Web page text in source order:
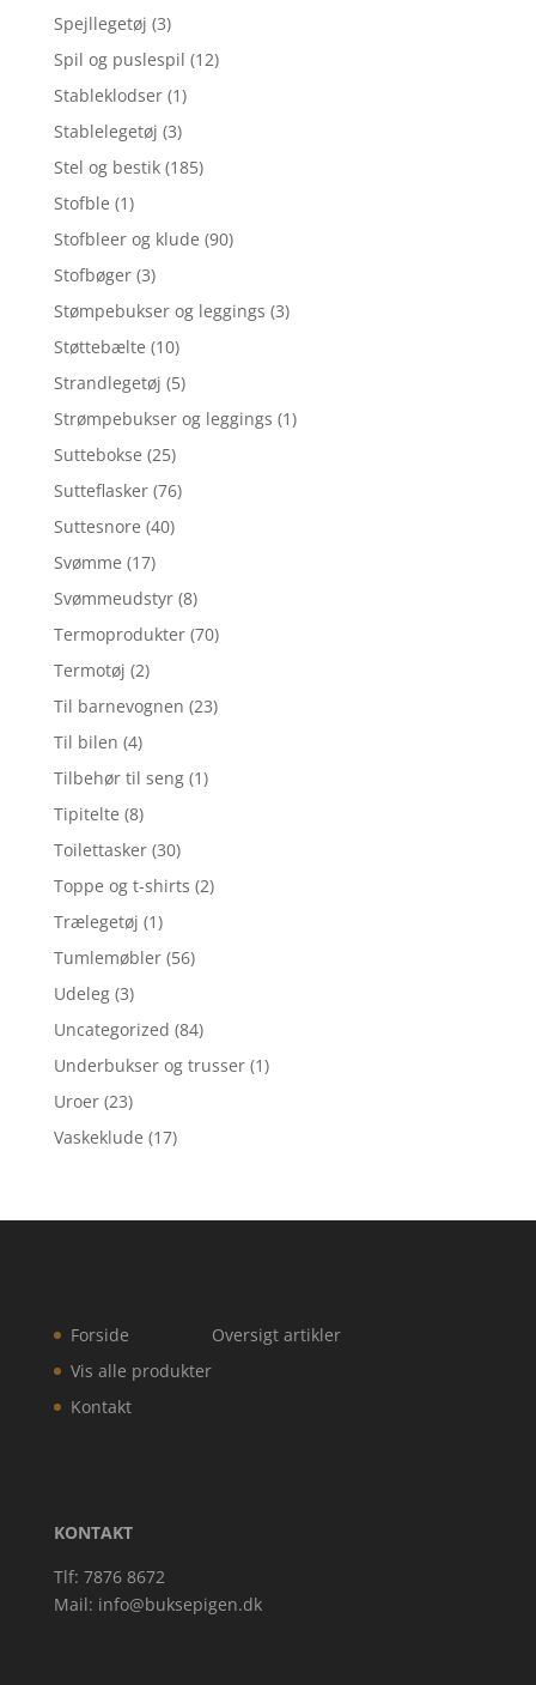
Spejllegetøj (3)
Spil og puslespil (12)
Stableklodser (1)
Stablelegetøj (3)
Stel og bestik (185)
Stofble (1)
Stofbleer og klude (90)
Stofbøger (3)
Stømpebukser og leggings (3)
Støttebælte (10)
Strandlegetøj (5)
Strømpebukser og leggings (1)
Suttebokse (25)
Sutteflasker (76)
Suttesnore (40)
Svømme (17)
Svømmeudstyr (8)
Termoprodukter (70)
Termotøj (2)
Til barnevognen (23)
Til bilen (4)
Tilbehør til seng (1)
Tipitelte (8)
Toilettasker (30)
Toppe og t-shirts (2)
Trælegetøj (1)
Tumlemøbler (56)
Udeleg (3)
Uncategorized (84)
Underbukser og trusser (1)
Uroer (23)
Vaskeklude (17)
Forside
Vis alle produkter
Kontakt
Oversigt artikler
KONTAKT
Tlf: 7876 8672
Mail: info@buksepigen.dk